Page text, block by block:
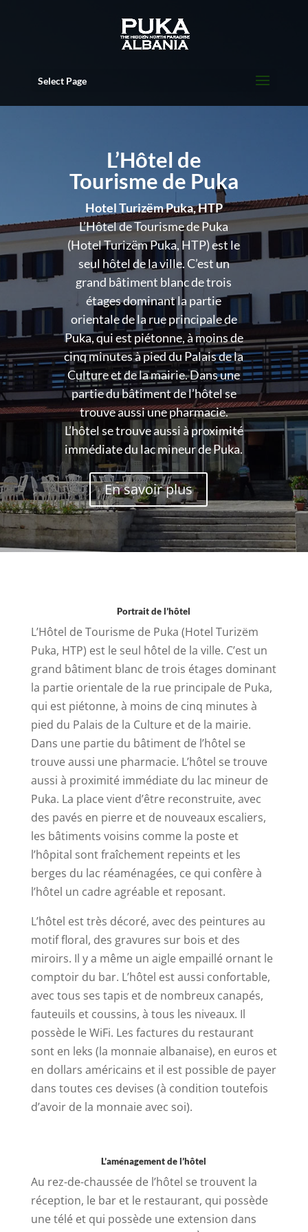
Select Page
L’Hôtel de
Tourisme de Puka
Hotel Turizëm Puka, HTP
L’Hôtel de Tourisme de Puka
(Hotel Turizëm Puka, HTP) est le
seul hôtel de la ville. C’est un
grand bâtiment blanc de trois
étages dominant la partie
orientale de la rue principale de
Puka, qui est piétonne, à moins de
cinq minutes à pied du Palais de la
Culture et de la mairie. Dans une
partie du bâtiment de l’hôtel se
trouve aussi une pharmacie.
L’hôtel se trouve aussi à proximité
immédiate du lac mineur de Puka.
En savoir plus
Portrait de l’hôtel
L’Hôtel de Tourisme de Puka (Hotel Turizëm
Puka, HTP) est le seul hôtel de la ville. C’est un
grand bâtiment blanc de trois étages dominant
la partie orientale de la rue principale de Puka,
qui est piétonne, à moins de cinq minutes à
pied du Palais de la Culture et de la mairie.
Dans une partie du bâtiment de l’hôtel se
trouve aussi une pharmacie. L’hôtel se trouve
aussi à proximité immédiate du lac mineur de
Puka. La place vient d’être reconstruite, avec
des pavés en pierre et de nouveaux escaliers,
les bâtiments voisins comme la poste et
l’hôpital sont fraîchement repeints et les
berges du lac réaménagées, ce qui confère à
l’hôtel un cadre agréable et reposant.
L’hôtel est très décoré, avec des peintures au
motif floral, des gravures sur bois et des
miroirs. Il y a même un aigle empaillé ornant le
comptoir du bar. L’hôtel est aussi confortable,
avec tous ses tapis et de nombreux canapés,
fauteuils et coussins, à tous les niveaux. Il
possède le WiFi. Les factures du restaurant
sont en leks (la monnaie albanaise), en euros et
en dollars américains et il est possible de payer
dans toutes ces devises (à condition toutefois
d’avoir de la monnaie avec soi).
L’aménagement de l’hôtel
Au rez-de-chaussée de l’hôtel se trouvent la
réception, le bar et le restaurant, qui possède
une télé et qui possède une extension dans